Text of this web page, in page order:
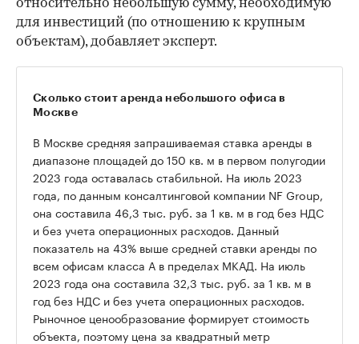
относительно небольшую сумму, необходимую
для инвестиций (по отношению к крупным
объектам), добавляет эксперт.
Сколько стоит аренда небольшого офиса в
Москве
В Москве средняя запрашиваемая ставка аренды в
диапазоне площадей до 150 кв. м в первом полугодии
2023 года оставалась стабильной. На июль 2023
года, по данным консалтинговой компании NF Group,
она составила 46,3 тыс. руб. за 1 кв. м в год без НДС
и без учета операционных расходов. Данный
показатель на 43% выше средней ставки аренды по
всем офисам класса А в пределах МКАД. На июль
2023 года она составила 32,3 тыс. руб. за 1 кв. м в
год без НДС и без учета операционных расходов.
Рыночное ценообразование формирует стоимость
объекта, поэтому цена за квадратный метр